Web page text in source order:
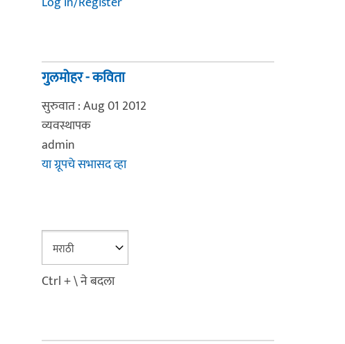
गुलमोहर - कविता
सुरुवात : Aug 01 2012
व्यवस्थापक
admin
या ग्रूपचे सभासद व्हा
Ctrl + \ ने बदला